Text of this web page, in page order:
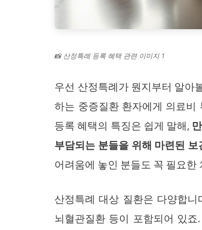
📸 산정특례 등록 혜택 관련 이미지 1
우선 산정특례가 뭔지부터 알아
하는 중증질환 환자에게 의료비
등록 혜택의 특징은 쉽게 말해,
부담되는 분들을 위해 마련된 보
어려움에 놓인 분들도 꼭 필요한
산정특례 대상 질환은 다양합
뇌혈관질환 등이 포함되어 있